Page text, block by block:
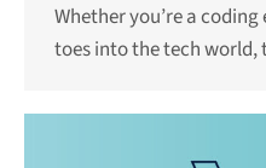
Whether you’re a
toes into the tech